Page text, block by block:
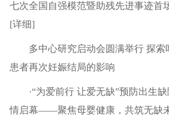
七次全国自强模范暨助残先进事迹首
[详细]
多中心研究启动会圆满举行 探索
患者再次妊娠结局的影响
·“为爱前行 让爱无缺”预防出生缺
情启幕——聚焦母婴健康，共筑无缺